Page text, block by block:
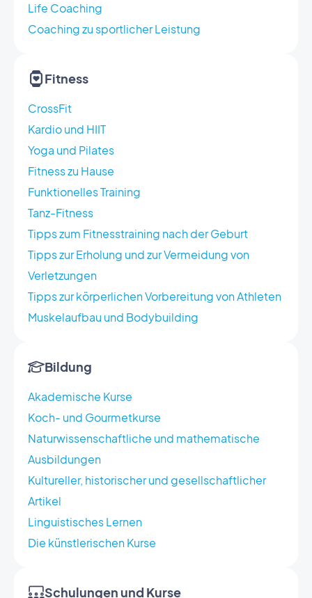
Life Coaching
Coaching zu sportlicher Leistung
Fitness
CrossFit
Kardio und HIIT
Yoga und Pilates
Fitness zu Hause
Funktionelles Training
Tanz-Fitness
Tipps zum Fitnesstraining nach der Geburt
Tipps zur Erholung und zur Vermeidung von
Verletzungen
Tipps zur körperlichen Vorbereitung von Athleten
Muskelaufbau und Bodybuilding
Bildung
Akademische Kurse
Koch- und Gourmetkurse
Naturwissenschaftliche und mathematische
Ausbildungen
Kultureller, historischer und gesellschaftlicher
Artikel
Linguistisches Lernen
Die künstlerischen Kurse
Schulungen und Kurse